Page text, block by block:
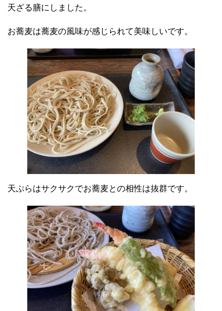
天ざる膳にしました。
お蕎麦は蕎麦の風味が感じられて美味しいです。
天ぷらはサクサクでお蕎麦との相性は抜群です。